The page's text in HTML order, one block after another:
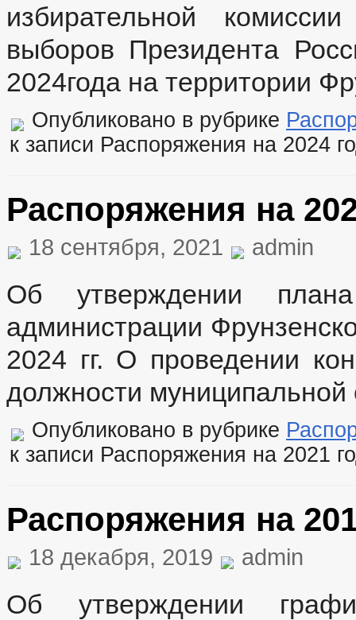
избирательной
выборов Президента
2024года на территории
Опубликовано в рубрике
к записи Распоряжения на 2024
Распоряжения на
18 сентября, 2021 admin
Об утверждении плана
администрации
2024 гг. О проведении
должности
Опубликовано в рубрике
к записи Распоряжения на 2021
Распоряжения на
18 декабря, 2019 admin
Об утверждении